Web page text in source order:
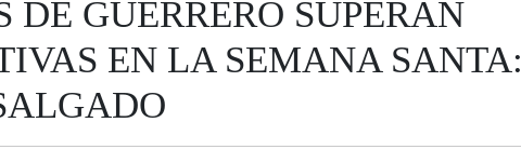
DE GUERRERO SUPERAN
EN LA SEMANA SANTA: